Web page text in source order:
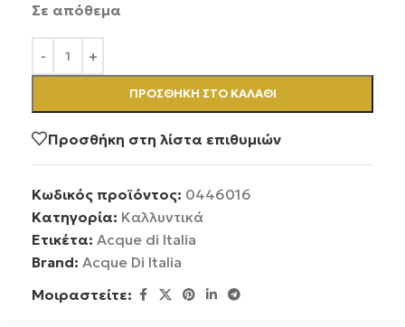
Σε απόθεμα
ΠΡΟΣΘΉΚΗ ΣΤΟ ΚΑΛΆΘΙ
Προσθήκη στη λίστα επιθυμιών
Κωδικός προϊόντος: 0446016
Κατηγορία: Καλλυντικά
Ετικέτα: Acque di Italia
Brand: Acque Di Italia
Μοιραστείτε: